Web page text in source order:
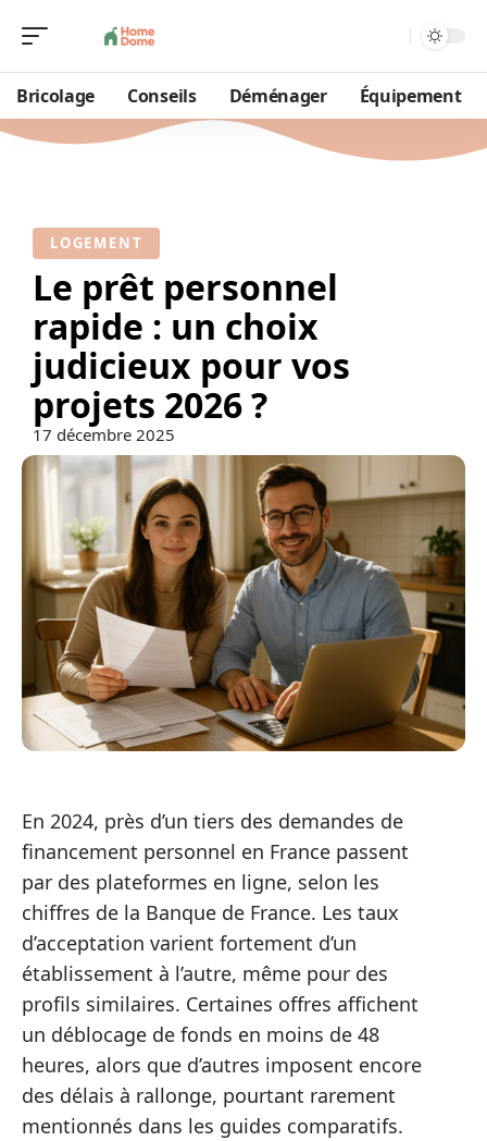
Bricolage Conseils Déménager Équipement
LOGEMENT
Le prêt personnel
rapide : un choix
judicieux pour vos
projets 2026 ?
17 décembre 2025
En 2024, près d’un tiers des demandes de
financement personnel en France passent
par des plateformes en ligne, selon les
chiffres de la Banque de France. Les taux
d’acceptation varient fortement d’un
établissement à l’autre, même pour des
profils similaires. Certaines offres affichent
un déblocage de fonds en moins de 48
heures, alors que d’autres imposent encore
des délais à rallonge, pourtant rarement
mentionnés dans les guides comparatifs.